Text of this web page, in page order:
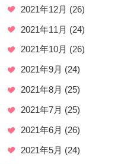
2021年12月 (26)
2021年11月 (24)
2021年10月 (26)
2021年9月 (24)
2021年8月 (25)
2021年7月 (25)
2021年6月 (26)
2021年5月 (24)